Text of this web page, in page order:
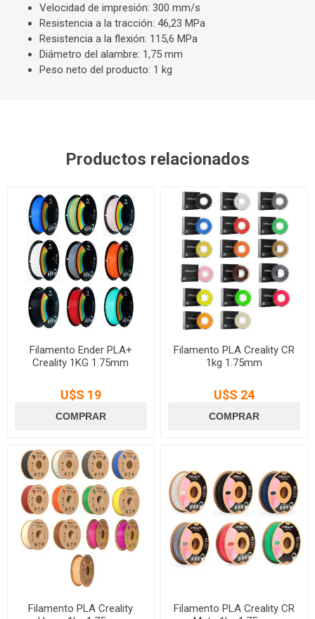
Velocidad de impresión: 300 mm/s
Resistencia a la tracción: 46,23 MPa
Resistencia a la flexión: 115,6 MPa
Diámetro del alambre: 1,75 mm
Peso neto del producto: 1 kg
Productos relacionados
Filamento Ender PLA+
Creality 1KG 1.75mm
U$S 19
Filamento PLA Creality CR
1kg 1.75mm
U$S 24
Filamento PLA Creality
Filamento PLA Creality CR